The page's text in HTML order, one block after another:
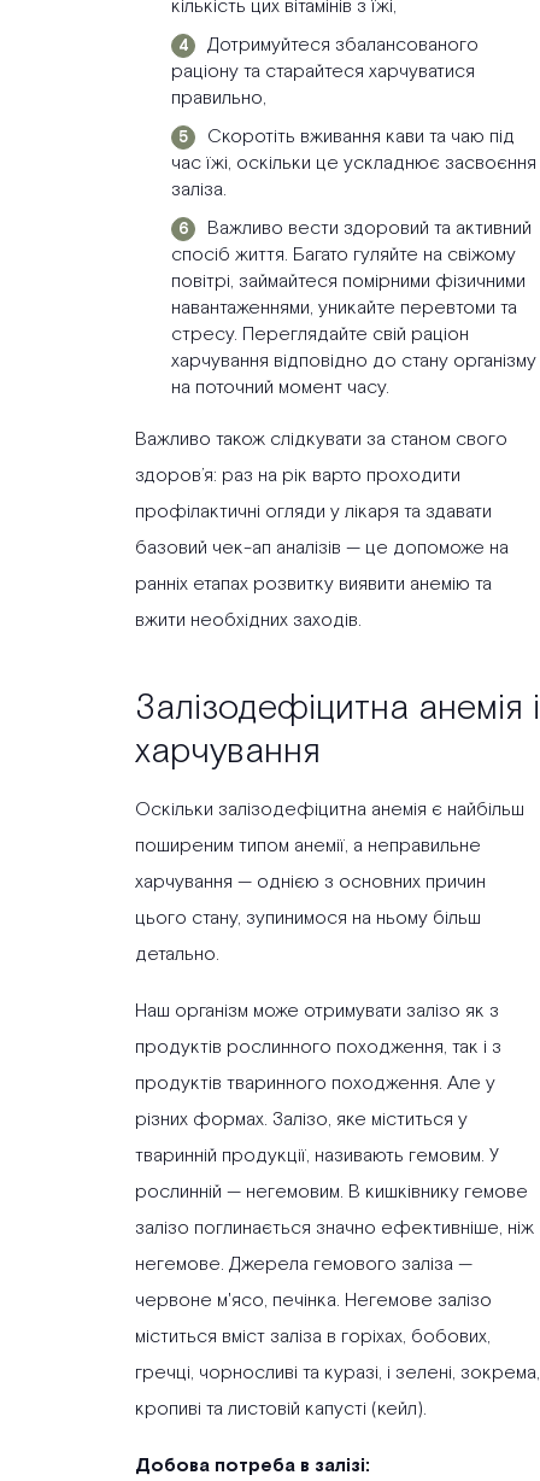
кількість цих вітамінів з їжі,
Дотримуйтеся збалансованого
раціону та старайтеся харчуватися
правильно,
Скоротіть вживання кави та чаю під
час їжі, оскільки це ускладнює засвоєння
заліза.
Важливо вести здоровий та активний
спосіб життя. Багато гуляйте на свіжому
повітрі, займайтеся помірними фізичними
навантаженнями, уникайте перевтоми та
стресу. Переглядайте свій раціон
харчування відповідно до стану організму
на поточний момент часу.
Важливо також слідкувати за станом свого
здоров’я: раз на рік варто проходити
профілактичні огляди у лікаря та здавати
базовий чек-ап аналізів — це допоможе на
ранніх етапах розвитку виявити анемію та
вжити необхідних заходів.
Залізодефіцитна анемія і
харчування
Оскільки залізодефіцитна анемія є найбільш
поширеним типом анемії, а неправильне
харчування — однією з основних причин
цього стану, зупинимося на ньому більш
детально.
Наш організм може отримувати залізо як з
продуктів рослинного походження, так і з
продуктів тваринного походження. Але у
різних формах. Залізо, яке міститься у
тваринній продукції, називають гемовим. У
рослинній — негемовим. В кишківнику гемове
залізо поглинається значно ефективніше, ніж
негемове. Джерела гемового заліза —
червоне м'ясо, печінка. Негемове залізо
міститься вміст заліза в горіхах, бобових,
гречці, чорносливі та куразі, і зелені, зокрема,
кропиві та листовій капусті (кейл).
Добова потреба в залізі: